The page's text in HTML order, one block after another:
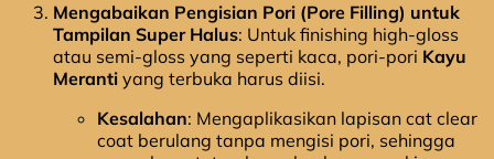
Mengabaikan Pengisian Pori (Pore Filling) untuk
Tampilan Super Halus: Untuk finishing high-gloss
atau semi-gloss yang seperti kaca, pori-pori Kayu
Meranti yang terbuka harus diisi.
Kesalahan: Mengaplikasikan lapisan cat clear
coat berulang tanpa mengisi pori, sehingga